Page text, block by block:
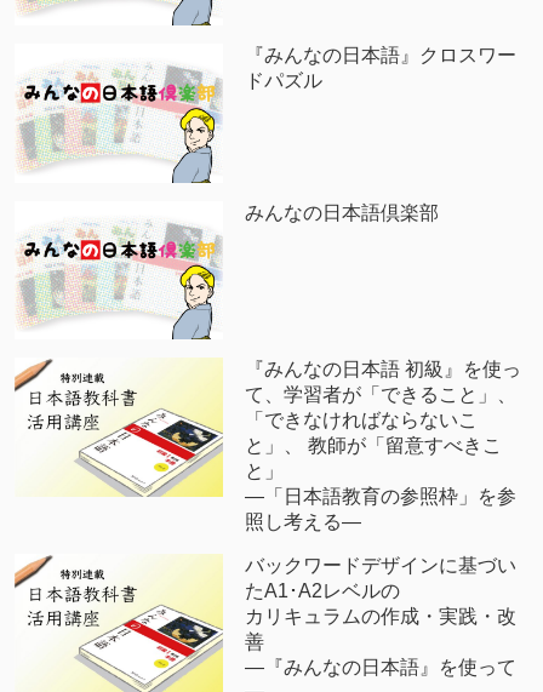
『みんなの日本語』クロスワー
ドパズル
みんなの日本語倶楽部
『みんなの日本語 初級』を使っ
て、学習者が「できること」、
「できなければならないこ
と」、 教師が「留意すべきこ
と」
―「日本語教育の参照枠」を参
照し考える―
バックワードデザインに基づい
たA1･A2レベルの
カリキュラムの作成・実践・改
善
―『みんなの日本語』を使って